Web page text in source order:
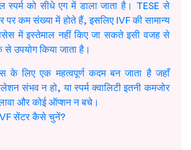
स्पर्म को सीधे एग में डाला जाता है। TESE से
पर कम संख्या में होते हैं, इसलिए IVF की सामान्य
में इस्तेमाल नहीं किए जा सकते इसी वजह से
उपयोग किया जाता है।
के लिए एक महत्वपूर्ण कदम बन जाता है जहाँ
संभव न हो, या स्पर्म क्वालिटी इतनी कमजोर
और कोई ऑप्शन न बचे।
सेंटर कैसे चुनें?